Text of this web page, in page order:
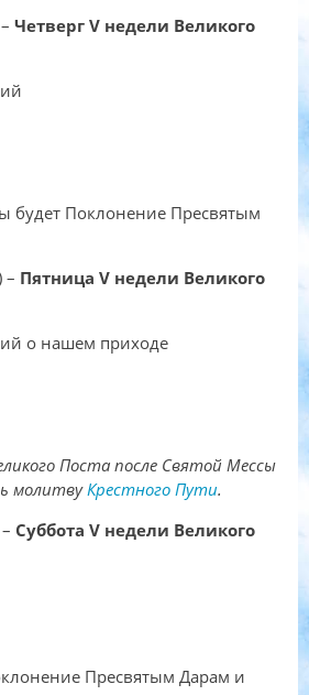
Четверг V недели Великого
будет Поклонение Пресвятым
– Пятница V недели Великого
о нашем приходе
Поста после Святой Мессы
молитву Крестного Пути.
Суббота V недели Великого
Пресвятым Дарам и